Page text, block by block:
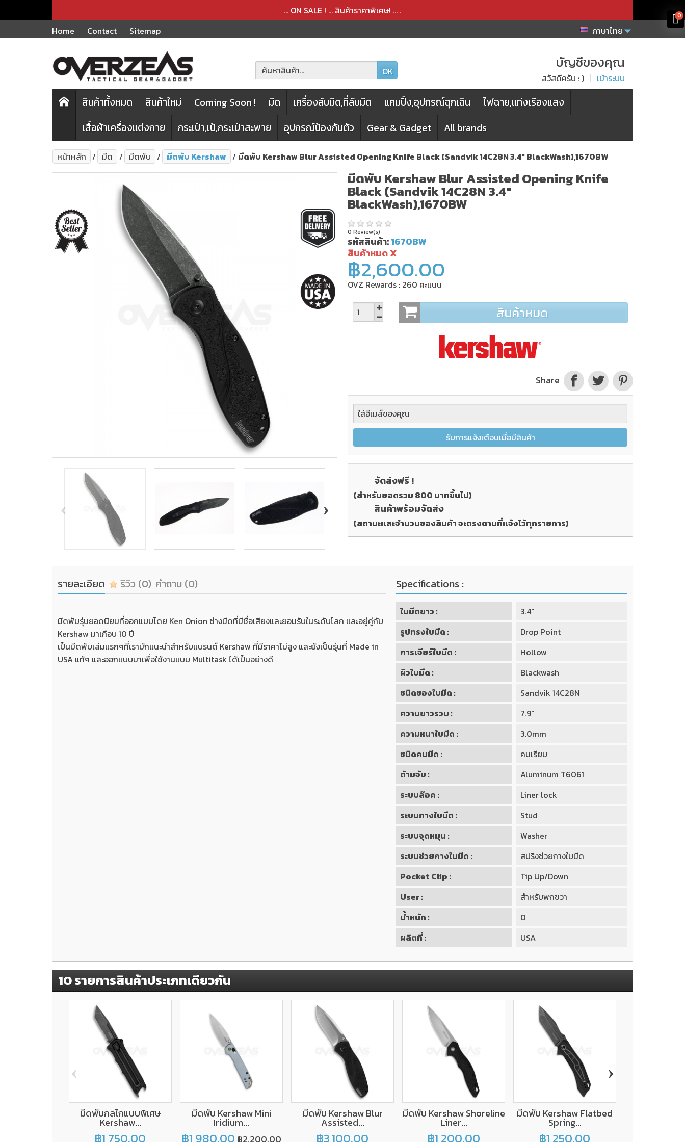
... ON SALE ! ... สินค้าราคาพิเศษ! ... .
Home
Contact Sitemap ภาษาไทย
บัญชีของคุณ
สวัสดีครับ : ) เข้าระบบ
OK
สินค้าทั้งหมด สินค้าใหม่ Coming Soon ! มีด เครื่องลับมีด,ที่ลับมีด แคมปิ้ง,อุปกรณ์ฉุกเฉิน
ไฟฉาย,แท่งเรืองแสง
เสื้อผ้าเครื่องแต่งกาย
กระเป๋า,เป้,กระเป๋าสะพาย อุปกรณ์ป้องกันตัว Gear & Gadget All brands
หน้าหลัก มีด มีดพับ มีดพับ Kershaw มีดพับ Kershaw Blur Assisted Opening Knife Black (Sandvik 14C28N 3.4" BlackWash),1670BW
‹ ›
มีดพับ Kershaw Blur Assisted Opening Knife
Black (Sandvik 14C28N 3.4"
BlackWash),1670BW
0 Review(s)
รหัสสินค้า:1670BW
สินค้าหมด X
฿2,600.00
OVZ Rewards : 260 คะแนน
สินค้าหมด
Share
รับการแจ้งเตือนเมื่อมีสินค้า
จัดส่งฟรี !
(สำหรับยอดรวม 800 บาทขึ้นไป)
สินค้าพร้อมจัดส่ง
(สถานะและจำนวนของสินค้า จะตรงตามที่แจ้งไว้ทุกรายการ)
รายละเอียด รีวิว (0) คำถาม (0)
มีดพับรุ่นยอดนิยมที่ออกแบบโดย Ken Onion ช่างมีดที่มีชื่อเสียงและยอมรับในระดับโลก และอยู่คู่กับ
Kershaw มาเกือบ 10 ปี
เป็นมีดพับเล่มแรกๆที่เรามักแนะนำสำหรับแบรนด์ Kershaw ที่มีราคาไม่สูง และยังเป็นรุ่นที่ Made in
USA แท้ๆ และออกแบบมาเพื่อใช้งานแบบ Multitask ได้เป็นอย่างดี
Specifications :
ใบมีดยาว :
3.4"
รูปทรงใบมีด :
Drop Point
การเจียร์ใบมีด :
Hollow
ผิวใบมีด :
Blackwash
ชนิดของใบมีด :
Sandvik 14C28N
ความยาวรวม :
7.9"
ความหนาใบมีด :
3.0mm
ชนิดคมมีด :
คมเรียบ
ด้ามจับ :
Aluminum T6061
ระบบล๊อค :
Liner lock
ระบบกางใบมีด :
Stud
ระบบจุดหมุน :
Washer
ระบบช่วยกางใบมีด :
สปริงช่วยกางใบมีด
Pocket Clip :
Tip Up/Down
User :
สำหรับพกขวา
น้ำหนัก :
0
ผลิตที่ :
USA
10 รายการสินค้าประเภทเดียวกัน
มีดพับกลไกแบบพิเศษ
Kershaw...
มีดพับ Kershaw Mini
Iridium...
มีดพับ Kershaw Blur
Assisted...
มีดพับ Kershaw Shoreline
Liner...
มีดพับ Kershaw Flatbed
Spring...
‹ ›
สินค้าได้เพิ่มลงในตะกร้าเรียบร้อยแล้ว
สินค้าได้ถูกลบออกจากตะกร้าเรียบร้อยแล้ว
0